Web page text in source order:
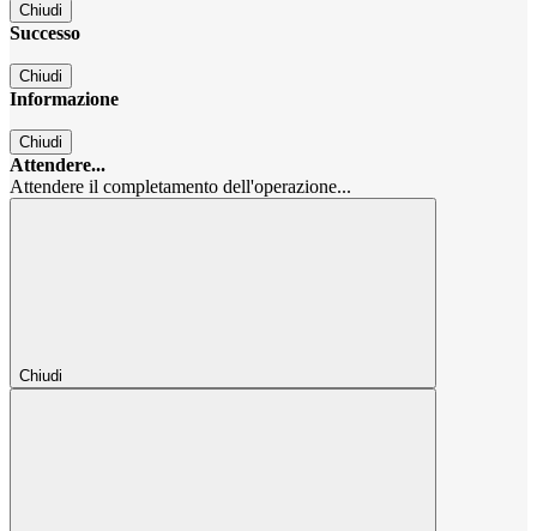
Chiudi
Successo
Chiudi
Informazione
Chiudi
Attendere...
Attendere il completamento dell'operazione...
Chiudi